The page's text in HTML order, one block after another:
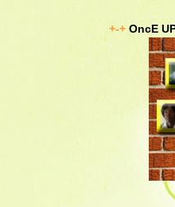
+-+OncE